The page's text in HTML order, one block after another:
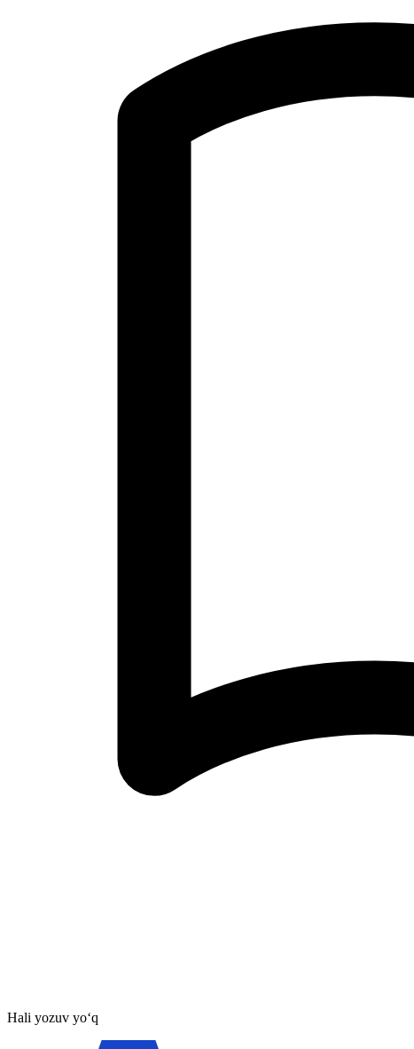
Hali yozuv yo‘q